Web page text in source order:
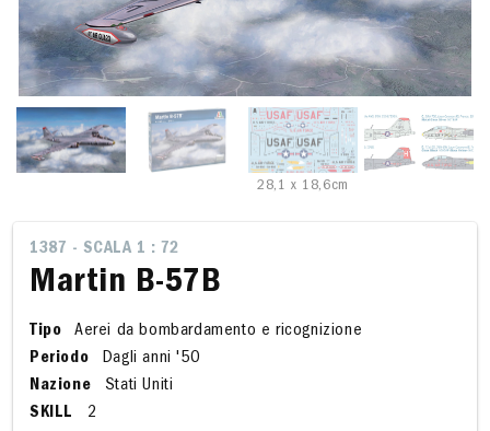
28,1 x 18,6cm
1387 - SCALA 1 : 72
Martin B-57B
Tipo
Aerei da bombardamento e ricognizione
Periodo
Dagli anni '50
Nazione
Stati Uniti
SKILL
2